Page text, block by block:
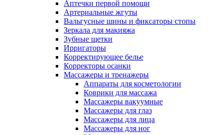
Аптечки первой помощи
Артериальные жгуты
Вальгусные шины и фиксаторы стопы
Зеркала для макияжа
Зубные щетки
Ирригаторы
Корректирующее белье
Корректоры осанки
Массажеры и тренажеры
Аппараты для косметологии
Коврики для массажа
Массажеры вакуумные
Массажеры для глаз
Массажеры для лица
Массажеры для ног